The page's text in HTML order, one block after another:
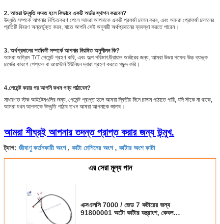
2. আমরা উদ্ধৃতি সম্মত হলে কিভাবে একটি অর্ডার স্থাপন করবেন?
উদ্ধৃতি সম্পর্কে আপনার নিশ্চিতকরণ পেলে আমরা আপনাকে একটি প্রফর্মা চালান করব, এবং আমরা প্রোফর্মা চালানের
প্রতিটি বিবরণ অন্তর্ভুক্ত করব, যাতে আপনি সেই অনুযায়ী অর্থপ্রদানের ব্যবস্থা করতে পারেন।
3. অর্থপ্রদানের শর্তাবলী সম্পর্কে আপনার নিয়মিত অনুশীলন কি?
আমরা অগ্রিম T/T পেমেন্ট গ্রহণ করি, এবং অল্প পরিমাণ/ট্রায়াল অর্ডারের জন্য, আমরা উভয় পক্ষের উচ্চ ব্যাঙ্ক
চার্জের কারণে পেপ্যাল ​​বা ওয়েস্টার্ন ইউনিয়ন দ্বারা গ্রহণ করতে পছন্দ করি।
4.পেমেন্ট করার পর আপনি কখন পণ্য পাঠাবেন?
সাধারণত স্টক আইটেমগুলির জন্য, পেমেন্ট প্রাপ্ত হলে আমরা দ্বিতীয় দিনে চালান পাঠাতে পারি, যদি স্টকে না থাকে,
আমরা যখন আপনাকে উদ্ধৃতি পাঠাব তখন আমরা আপনাকে জানাব।
আমরা শীঘ্রই আপনার তদন্ত প্রাপ্ত করার জন্য উন্মুখ.
ট্যাগ: জীবাণু কর্তনকারী অংশ, কাটা মেশিনের অংশ, কাটার অংশ কাটা
এর সেরা মূল্য পান
এক্সএলসি 7000 / জেড 7 কটারের জন্য
91800001 অটো কাটার যন্ত্রাংশ, কেবল